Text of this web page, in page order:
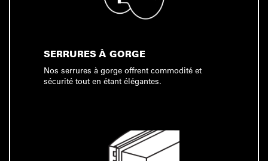
SERRURES À GORGE
Nos serrures à gorge offrent commodité et
sécurité tout en étant élégantes.